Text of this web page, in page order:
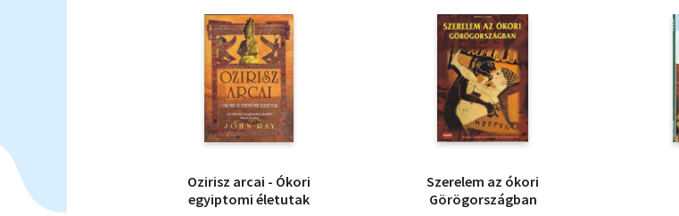
Ozirisz arcai - Ókori
egyiptomi életutak
Szerelem az ókori
Görögországban